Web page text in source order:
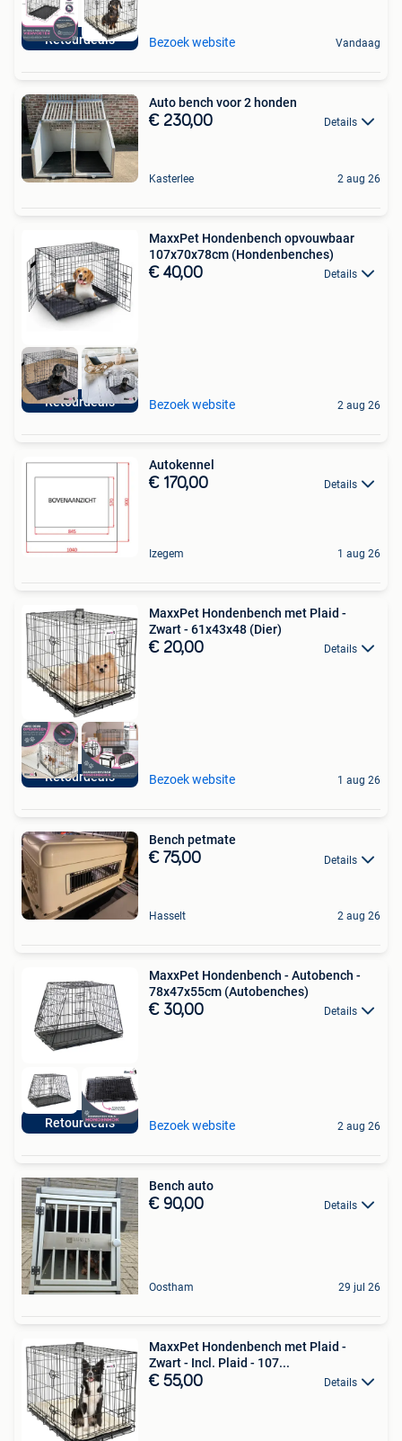
Retourdeals Bezoek website Vandaag
Auto bench voor 2 honden
€ 230,00 Details
Kasterlee 2 aug 26
Retourdeals
MaxxPet Hondenbench opvouwbaar
107x70x78cm (Hondenbenches)
€ 40,00 Details
Bezoek website 2 aug 26
Autokennel
€ 170,00 Details
Izegem 1 aug 26
Retourdeals
MaxxPet Hondenbench met Plaid -
Zwart - 61x43x48 (Dier)
€ 20,00 Details
Bezoek website 1 aug 26
Bench petmate
€ 75,00 Details
Hasselt 2 aug 26
Retourdeals
MaxxPet Hondenbench - Autobench -
78x47x55cm (Autobenches)
€ 30,00 Details
Bezoek website 2 aug 26
Bench auto
€ 90,00 Details
Oostham 29 jul 26
MaxxPet Hondenbench met Plaid -
Zwart - Incl. Plaid - 107...
€ 55,00 Details